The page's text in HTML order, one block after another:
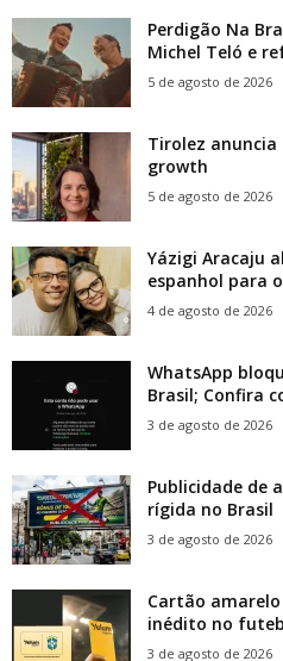
Perdigão Na
Michel Teló e
5 de agosto de 2026
Tirolez
growth
5 de agosto de 2026
Yázigi Aracaju
espanhol para
4 de agosto de 2026
WhatsApp
Brasil; Confira
3 de agosto de 2026
Publicidade de
rígida no Brasil
3 de agosto de 2026
Cartão
inédito no
3 de agosto de 2026